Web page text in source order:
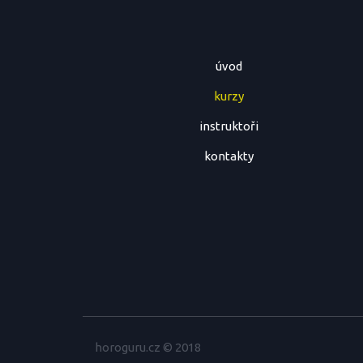
úvod
kurzy
instruktoři
kontakty
horoguru.cz © 2018